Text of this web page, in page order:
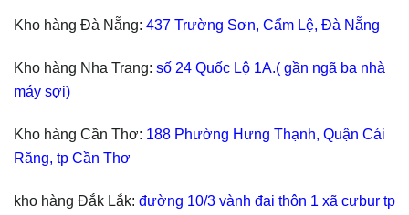
Kho hàng Đà Nẵng: 437 Trường Sơn, Cẩm Lệ, Đà Nẵng
Kho hàng Nha Trang: số 24 Quốc Lộ 1A.( gần ngã ba nhà
máy sợi)
Kho hàng Cần Thơ: 188 Phường Hưng Thạnh, Quận Cái
Răng, tp Cần Thơ
kho hàng Đắk Lắk: đường 10/3 vành đai thôn 1 xã cưbur tp